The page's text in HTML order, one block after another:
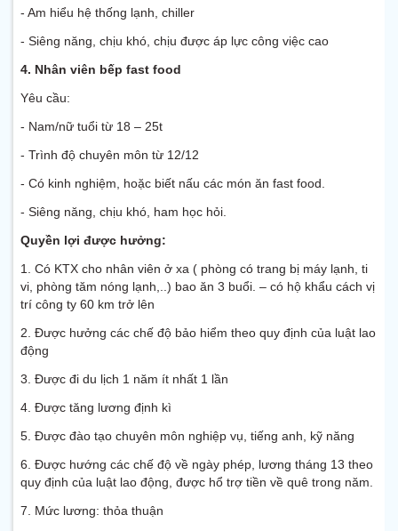
- Am hiểu hệ thống lạnh, chiller
- Siêng năng, chịu khó, chịu được áp lực công việc cao
4. Nhân viên bếp fast food
Yêu cầu:
- Nam/nữ tuổi từ 18 – 25t
- Trình độ chuyên môn từ 12/12
- Có kinh nghiệm, hoặc biết nấu các món ăn fast food.
- Siêng năng, chịu khó, ham học hỏi.
Quyền lợi được hưởng:
1. Có KTX cho nhân viên ở xa ( phòng có trang bị máy lạnh, ti
vi, phòng tăm nóng lạnh,..) bao ăn 3 buổi. – có hộ khẩu cách vị
trí công ty 60 km trở lên
2. Được hưởng các chế độ bảo hiểm theo quy định của luật lao
động
3. Được đi du lịch 1 năm ít nhất 1 lần
4. Được tăng lương định kì
5. Được đào tạo chuyên môn nghiệp vụ, tiếng anh, kỹ năng
6. Được hướng các chế độ về ngày phép, lương tháng 13 theo
quy định của luật lao động, được hổ trợ tiền về quê trong năm.
7. Mức lương: thỏa thuận